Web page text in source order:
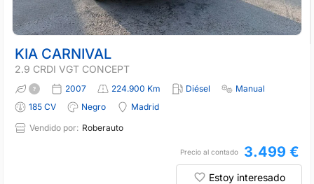
KIA CARNIVAL
2.9 CRDI VGT CONCEPT
2007 224.900 Km Diésel
Manual
185 CV
Negro
Madrid
Vendido por: Roberauto
Precio al contado 3.499 €
Estoy interesado